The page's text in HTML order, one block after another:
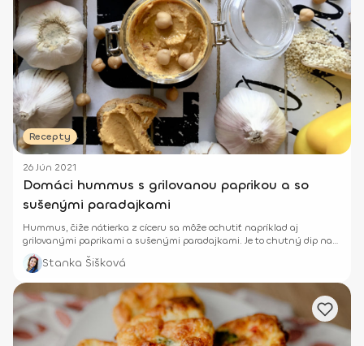
Recepty
26 Jún 2021
Domáci hummus s grilovanou paprikou a so
sušenými paradajkami
Hummus, čiže nátierka z cíceru sa môže ochutiť napríklad aj
grilovanými paprikami a sušenými paradajkami. Je to chutný dip na
leto k čerstvej zelenine.
Stanka Šišková